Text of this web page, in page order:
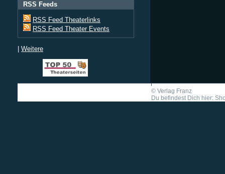
RSS Feeds
RSS Feed Theaterlinks
RSS Feed Theater Events
| Weitere
© Verlag Franz
Du befindest Dich hier: